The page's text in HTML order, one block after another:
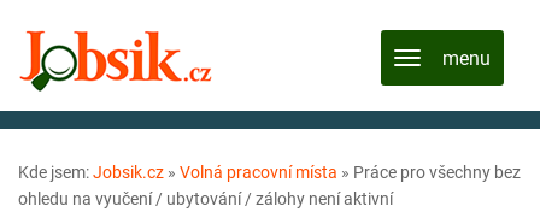
Kde jsem:Jobsik.cz » Volná pracovní místa » Práce pro všechny bez
ohledu na vyučení / ubytování / zálohy není aktivní